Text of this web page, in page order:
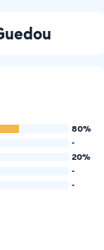
80%
-
20%
-
-